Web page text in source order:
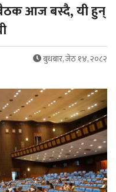
आज बस्दै, यी हुन्
बुधबार, जेठ १४, २०८२